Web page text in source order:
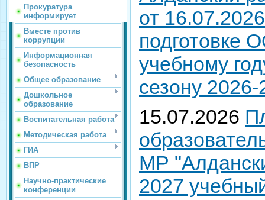
Прокуратура
информирует
Вместе против
коррупции
Информационная
безопасность
Общее образование
Дошкольное
образование
Воспитательная работа
Методическая работа
ГИА
ВПР
Научно-практические
конференции
от
подготовке
учебному
сезону 2026-
15.07.2026
МР
2027